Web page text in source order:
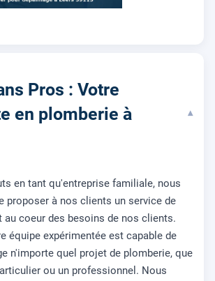
Pros : Votre
en plomberie à
▾
en tant qu'entreprise familiale, nous
proposer à nos clients un service de
au coeur des besoins de nos clients.
équipe expérimentée est capable de
n'importe quel projet de plomberie, que
ou un professionnel. Nous